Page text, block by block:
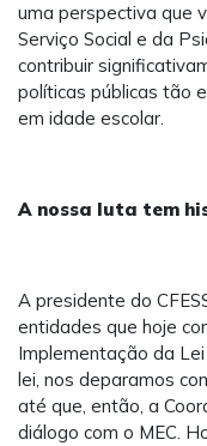
uma perspectiva que
Serviço Social e da
contribuir
políticas públicas tão
em idade escolar.
A nossa luta tem
A presidente do
entidades que hoje
Implementação da
lei, nos deparamos
até que, então, a
diálogo com o MEC.